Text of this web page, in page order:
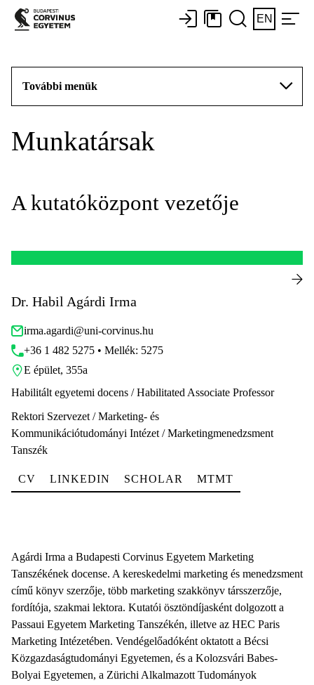
EN
További menük
Munkatársak
A kutatóközpont vezetője
Dr. Habil Agárdi Irma
irma.agardi@uni-corvinus.hu
+36 1 482 5275 • Mellék: 5275
E épület, 355a
Habilitált egyetemi docens / Habilitated Associate Professor
Rektori Szervezet / Marketing- és
Kommunikációtudományi Intézet / Marketingmenedzsment
Tanszék
CV LINKEDIN SCHOLAR MTMT
Agárdi Irma a Budapesti Corvinus Egyetem Marketing
Tanszékének docense. A kereskedelmi marketing és menedzsment
című könyv szerzője, több marketing szakkönyv társszerzője,
fordítója, szakmai lektora. Kutatói ösztöndíjasként dolgozott a
Passaui Egyetem Marketing Tanszékén, illetve az HEC Paris
Marketing Intézetében. Vendégelőadóként oktatott a Bécsi
Közgazdaságtudományi Egyetemen, és a Kolozsvári Babes-
Bolyai Egyetemen, a Zürichi Alkalmazott Tudományok